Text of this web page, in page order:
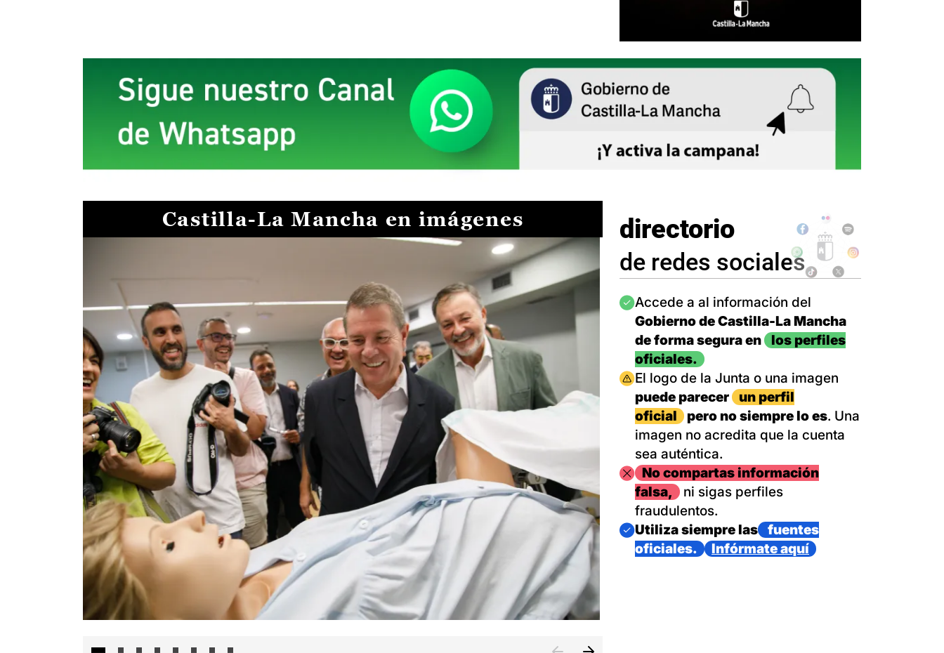
Castilla-La Mancha en imágenes directorio
de redes sociales
Imagen
Accede a al información del
Gobierno de Castilla-La Mancha
de forma segura en
los perfiles
oficiales.
Imagen
El logo de la Junta o una imagen
puede parecer
un perfil
oficial
pero no siempre lo es. Una
imagen no acredita que la cuenta
sea auténtica.
ImagenNo compartas información
falsa,
ni sigas perfiles
fraudulentos.
Imagen
Utiliza siempre las
fuentes
oficiales.
Infórmate aquí